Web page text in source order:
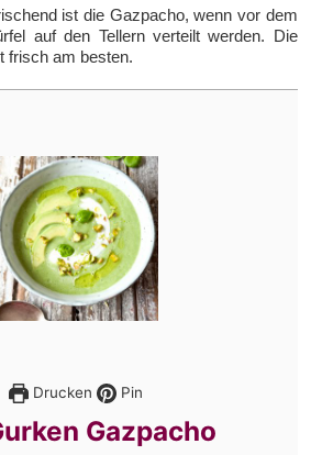
ist die Gazpacho, wenn vor dem
auf den Tellern verteilt werden. Die
frisch am besten.
Drucken Pin
Gazpacho